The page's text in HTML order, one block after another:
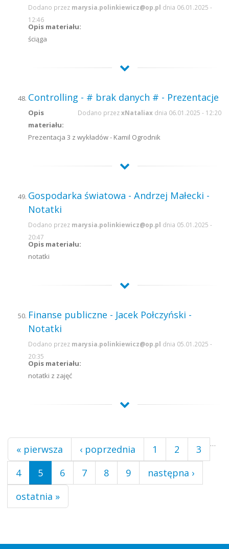
Dodano przez marysia.polinkiewicz@op.pl dnia 06.01.2025 -
12:46
Opis materiału:
ściąga
Controlling - # brak danych # - Prezentacje
Dodano przezxNataliax dnia 06.01.2025 - 12:20
Opis
materiału:
Prezentacja 3 z wykładów - Kamil Ogrodnik
Gospodarka światowa - Andrzej Małecki -
Notatki
Dodano przez marysia.polinkiewicz@op.pl dnia 05.01.2025 -
20:47
Opis materiału:
notatki
Finanse publiczne - Jacek Połczyński -
Notatki
Dodano przez marysia.polinkiewicz@op.pl dnia 05.01.2025 -
20:35
Opis materiału:
notatki z zajęć
Strony
« pierwsza ‹ poprzednia 1 2
3
4
5 6 7 8 9
…
następna ›
ostatnia »